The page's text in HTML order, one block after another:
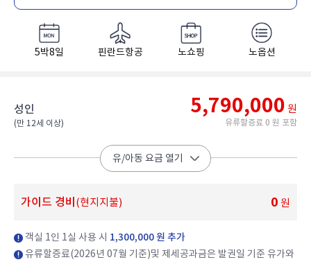
5박8일 핀란드항공 노쇼핑 노옵션
성인
(만 12세 이상)​
5,790,000 원
유류할증료 0 원 포함
유/아동 요금 열기
가이드 경비 (현지지불) 0 원
객실 1인 1실 사용 시 1,300,000 원 추가
유류할증료(2026년 07월 기준)및 제세공과금은 발권일 기준 유가와